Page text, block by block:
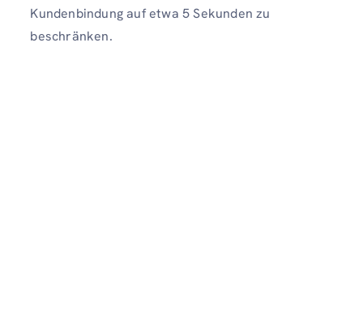
Kundenbindung auf etwa 5 Sekunden zu
beschränken.